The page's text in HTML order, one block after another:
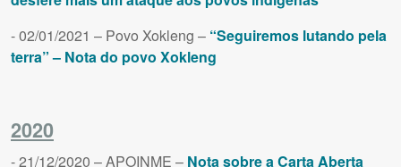
- 02/01/2021 – Povo Xokleng – “Seguiremos lutando pela
terra” – Nota do povo Xokleng
2020
- 21/12/2020 – APOINME – Nota sobre a Carta Aberta